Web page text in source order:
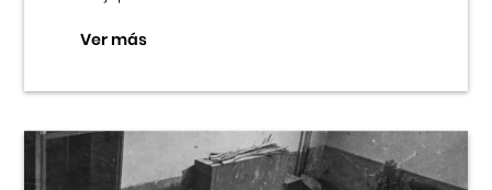
Ver más